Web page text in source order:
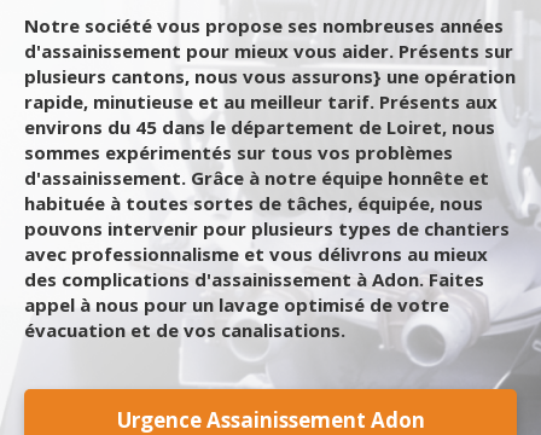
Notre société vous propose ses nombreuses années
d'assainissement pour mieux vous aider. Présents sur
plusieurs cantons, nous vous assurons} une opération
rapide, minutieuse et au meilleur tarif. Présents aux
environs du 45 dans le département de Loiret, nous
sommes expérimentés sur tous vos problèmes
d'assainissement. Grâce à notre équipe honnête et
habituée à toutes sortes de tâches, équipée, nous
pouvons intervenir pour plusieurs types de chantiers
avec professionnalisme et vous délivrons au mieux
des complications d'assainissement à Adon. Faites
appel à nous pour un lavage optimisé de votre
évacuation et de vos canalisations.
Urgence Assainissement Adon